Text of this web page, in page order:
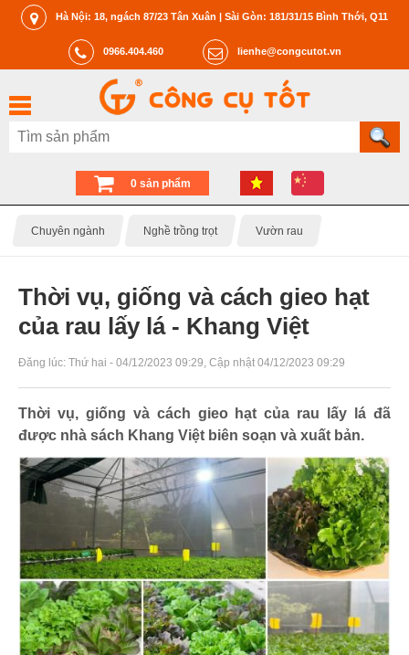
Hà Nội: 18, ngách 87/23 Tân Xuân | Sài Gòn: 181/31/15 Bình Thới, Q11
0966.404.460 lienhe@congcutot.vn
0 sản phẩm
Chuyên ngành Nghề trồng trọt Vườn rau
Thời vụ, giống và cách gieo hạt
của rau lấy lá - Khang Việt
Đăng lúc: Thứ hai - 04/12/2023 09:29, Cập nhật 04/12/2023 09:29
Thời vụ, giống và cách gieo hạt của rau lấy lá đã
được nhà sách Khang Việt biên soạn và xuất bản.